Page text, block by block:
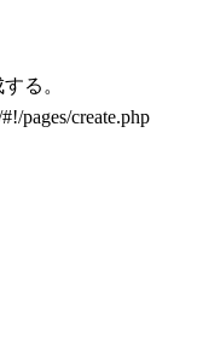
る。
pages/create.php